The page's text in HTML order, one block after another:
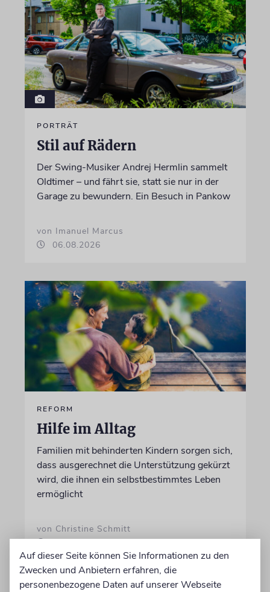
PORTRÄT
Stil auf Rädern
Der Swing-Musiker Andrej Hermlin sammelt
Oldtimer – und fährt sie, statt sie nur in der
Garage zu bewundern. Ein Besuch in Pankow
von Imanuel Marcus
06.08.2026
REFORM
Hilfe im Alltag
Familien mit behinderten Kindern sorgen sich,
dass ausgerechnet die Unterstützung gekürzt
wird, die ihnen ein selbstbestimmtes Leben
ermöglicht
von Christine Schmitt
05.08.2026
Auf dieser Seite können Sie Informationen zu den
Zwecken und Anbietern erfahren, die
personenbezogene Daten auf unserer Webseite